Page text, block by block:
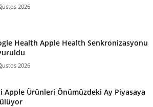
2026
Health Apple Health Senkronizasyonu
2026
Apple Ürünleri Önümüzdeki Ay Piyasaya